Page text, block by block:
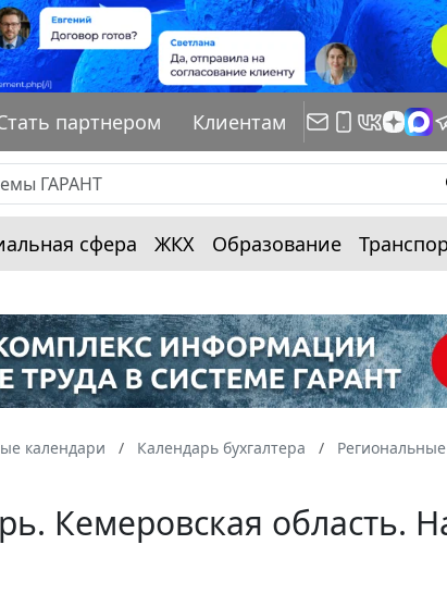
партнером Клиентам
сфера ЖКХ Образование
календари Календарь бухгалтера Региональные
Кемеровская область.